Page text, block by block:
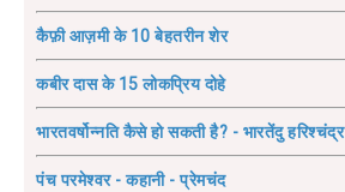
कैफ़ी आज़मी के 10 बेहतरीन शेर
कबीर दास के 15 लोकप्रिय दोहे
भारतवर्षोन्नति कैसे हो सकती है? - भारतेंदु हरिश्चंद्र
पंच परमेश्वर - कहानी - प्रेमचंद